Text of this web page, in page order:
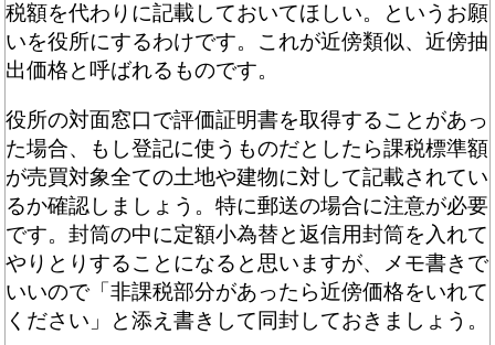
税額を代わりに記載しておいてほしい。というお願
いを役所にするわけです。これが近傍類似、近傍抽
出価格と呼ばれるものです。
役所の対面窓口で評価証明書を取得することがあっ
た場合、もし登記に使うものだとしたら課税標準額
が売買対象全ての土地や建物に対して記載されてい
るか確認しましょう。特に郵送の場合に注意が必要
です。封筒の中に定額小為替と返信用封筒を入れて
やりとりすることになると思いますが、メモ書きで
いいので「非課税部分があったら近傍価格をいれて
ください」と添え書きして同封しておきましょう。